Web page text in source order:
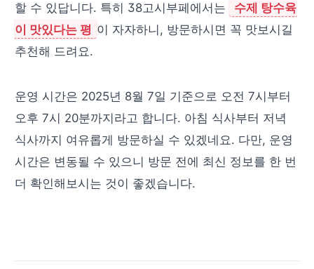
할 수 있답니다. 특히 38고시부페에서는
수제 탕수육
이 맛있다는 평 이 자자하니, 방문하시면 꼭 맛보시길
추천해 드려요.
운영 시간은 2025년 8월 7일 기준으로 오전 7시부터
오후 7시 20분까지라고 합니다. 아침 식사부터 저녁
식사까지 여유롭게 방문하실 수 있겠네요. 다만, 운영
시간은 변동될 수 있으니 방문 전에 최신 정보를 한 번
더 확인해보시는 것이 좋겠습니다.